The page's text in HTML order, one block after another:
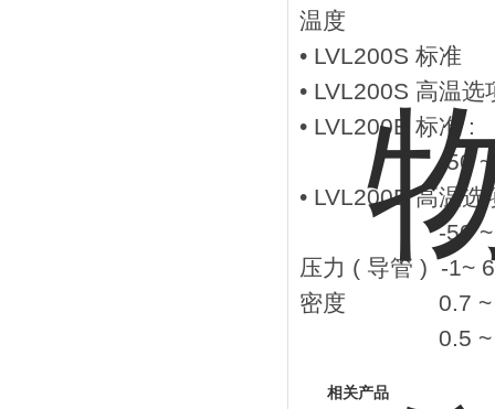
温度
• LVL200S
• LVL200S
• LVL200E
-50 ~
• LVL200E 高
-50 ~
压力 ( 导管 ) -1~
密度 0.7 ~
0.5 ~ 2.5 g/
相关产品